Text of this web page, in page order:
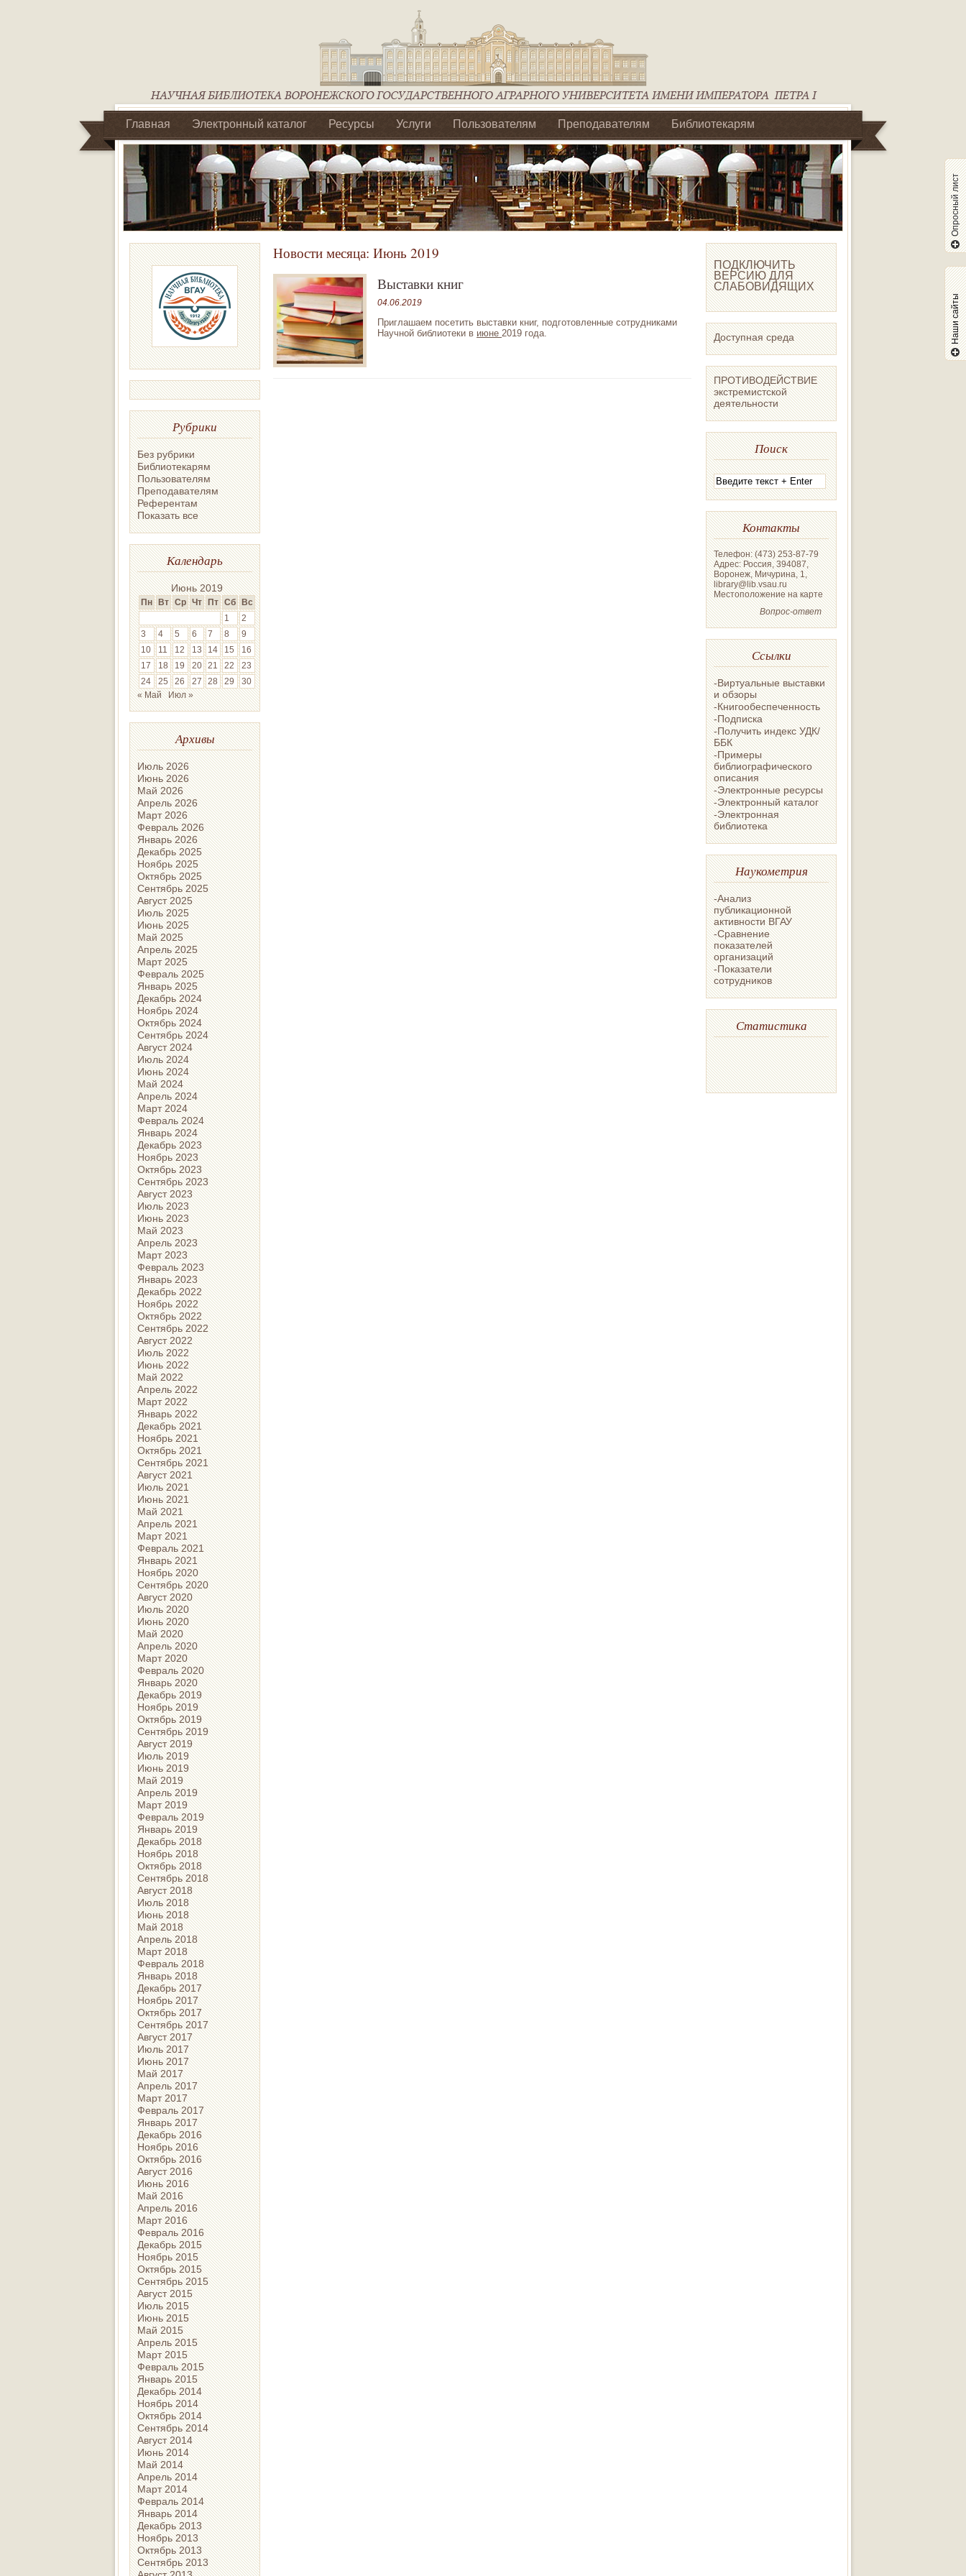
Главная Электронный каталог Ресурсы Услуги Пользователям Преподавателям Библиотекарям
Библиотеки регионального отделения Ассоциации Агрообразование по ЦФО
Рубрики
Без рубрики
Библиотекарям
Пользователям
Преподавателям
Референтам
Показать все
Календарь
Июнь 2019
Пн Вт Ср Чт Пт Сб Вс
1
2
3
4 5 6 7 8
9
10
11 12 13 14 15
16
17
18 19 20 21 22
23
24
25 26 27 28 29
30
« Май
Июл »
Архивы
Июль 2026
Июнь 2026
Май 2026
Апрель 2026
Март 2026
Февраль 2026
Январь 2026
Декабрь 2025
Ноябрь 2025
Октябрь 2025
Сентябрь 2025
Август 2025
Июль 2025
Июнь 2025
Май 2025
Апрель 2025
Март 2025
Февраль 2025
Январь 2025
Декабрь 2024
Ноябрь 2024
Октябрь 2024
Сентябрь 2024
Август 2024
Июль 2024
Июнь 2024
Май 2024
Апрель 2024
Март 2024
Февраль 2024
Январь 2024
Декабрь 2023
Ноябрь 2023
Октябрь 2023
Сентябрь 2023
Август 2023
Июль 2023
Июнь 2023
Май 2023
Апрель 2023
Март 2023
Февраль 2023
Январь 2023
Декабрь 2022
Ноябрь 2022
Октябрь 2022
Сентябрь 2022
Август 2022
Июль 2022
Июнь 2022
Май 2022
Апрель 2022
Март 2022
Январь 2022
Декабрь 2021
Ноябрь 2021
Октябрь 2021
Сентябрь 2021
Август 2021
Июль 2021
Июнь 2021
Май 2021
Апрель 2021
Март 2021
Февраль 2021
Январь 2021
Ноябрь 2020
Сентябрь 2020
Август 2020
Июль 2020
Июнь 2020
Май 2020
Апрель 2020
Март 2020
Февраль 2020
Январь 2020
Декабрь 2019
Ноябрь 2019
Октябрь 2019
Сентябрь 2019
Август 2019
Июль 2019
Июнь 2019
Май 2019
Апрель 2019
Март 2019
Февраль 2019
Январь 2019
Декабрь 2018
Ноябрь 2018
Октябрь 2018
Сентябрь 2018
Август 2018
Июль 2018
Июнь 2018
Май 2018
Апрель 2018
Март 2018
Февраль 2018
Январь 2018
Декабрь 2017
Ноябрь 2017
Октябрь 2017
Сентябрь 2017
Август 2017
Июль 2017
Июнь 2017
Май 2017
Апрель 2017
Март 2017
Февраль 2017
Январь 2017
Декабрь 2016
Ноябрь 2016
Октябрь 2016
Август 2016
Июнь 2016
Май 2016
Апрель 2016
Март 2016
Февраль 2016
Декабрь 2015
Ноябрь 2015
Октябрь 2015
Сентябрь 2015
Август 2015
Июль 2015
Июнь 2015
Май 2015
Апрель 2015
Март 2015
Февраль 2015
Январь 2015
Декабрь 2014
Ноябрь 2014
Октябрь 2014
Сентябрь 2014
Август 2014
Июнь 2014
Май 2014
Апрель 2014
Март 2014
Февраль 2014
Январь 2014
Декабрь 2013
Ноябрь 2013
Октябрь 2013
Сентябрь 2013
Новости месяца: Июнь 2019
Выставки книг
04.06.2019
Приглашаем посетить выставки книг, подготовленные сотрудниками
Научной библиотеки в июне 2019 года.
ПОДКЛЮЧИТЬ
ВЕРСИЮ ДЛЯ
СЛАБОВИДЯЩИХ
Доступная среда
ПРОТИВОДЕЙСТВИЕ
экстремистской
деятельности
Поиск
Контакты
Телефон: (473) 253-87-79
Адрес: Россия, 394087,
Воронеж, Мичурина, 1,
library@lib.vsau.ru
Местоположение на карте
Вопрос-ответ
Ссылки
-Виртуальные выставки
и обзоры
-Книгообеспеченность
-Подписка
-Получить индекс УДК/
ББК
-Примеры
библиографического
описания
-Электронные ресурсы
-Электронный каталог
-Электронная
библиотека
Наукометрия
-Анализ
публикационной
активности ВГАУ
-Сравнение
показателей
организаций
-Показатели
сотрудников
Статистика
Опросный лист
Наши сайты